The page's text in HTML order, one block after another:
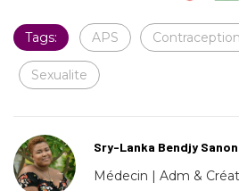
Tags: APS Contraception
Sexualite
Sry-Lanka Bendjy Sanon
Médecin | Adm &